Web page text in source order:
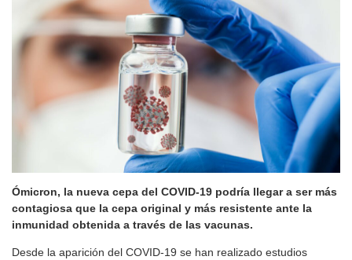
Ómicron, la nueva cepa del COVID-19 podría llegar a ser más
contagiosa que la cepa original y más resistente ante la
inmunidad obtenida a través de las vacunas.
Desde la aparición del COVID-19 se han realizado estudios